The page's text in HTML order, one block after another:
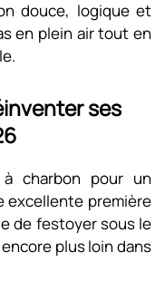
douce, logique et
en plein air tout en
ses
à charbon pour un
excellente première
de festoyer sous le
plus loin dans